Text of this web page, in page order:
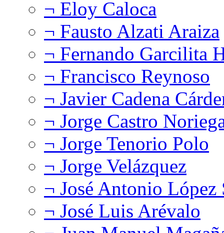
¬ Eloy Caloca
¬ Fausto Alzati Araiza
¬ Fernando Garcilita
¬ Francisco Reynoso
¬ Javier Cadena
¬ Jorge Castro
¬ Jorge Tenorio Polo
¬ Jorge Velázquez
¬ José Antonio López
¬ José Luis Arévalo